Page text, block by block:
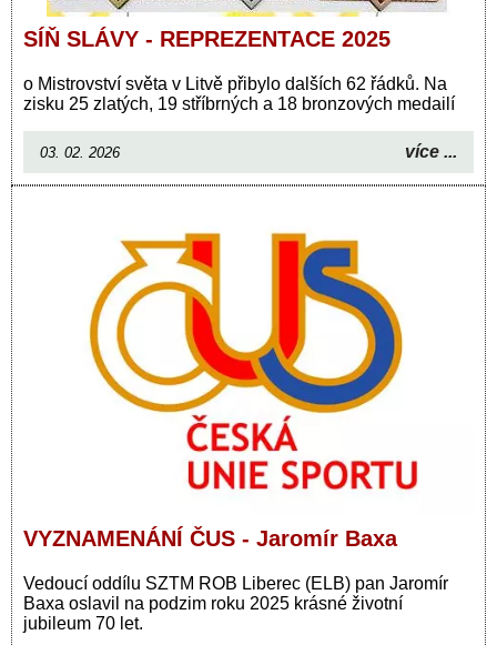
SÍŇ SLÁVY - REPREZENTACE 2025
o Mistrovství světa v Litvě přibylo dalších 62 řádků. Na
zisku 25 zlatých, 19 stříbrných a 18 bronzových medailí
03. 02. 2026 více ...
VYZNAMENÁNÍ ČUS - Jaromír Baxa
Vedoucí oddílu SZTM ROB Liberec (ELB) pan Jaromír
Baxa oslavil na podzim roku 2025 krásné životní
jubileum 70 let.